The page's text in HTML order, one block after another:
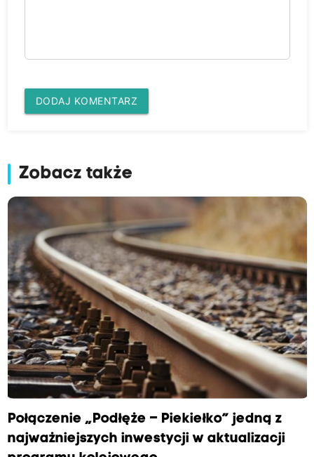
DODAJ KOMENTARZ
Zobacz także
Połączenie „Podłęże – Piekiełko” jedną z
najważniejszych inwestycji w aktualizacji